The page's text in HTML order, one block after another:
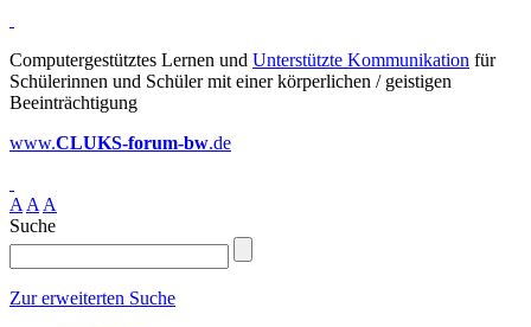
Computergestütztes Lernen und Unterstützte Kommunikation für
Schülerinnen und Schüler mit einer körperlichen / geistigen
Beeinträchtigung
www.CLUKS-forum-bw.de
A A A
Suche
Zur erweiterten Suche